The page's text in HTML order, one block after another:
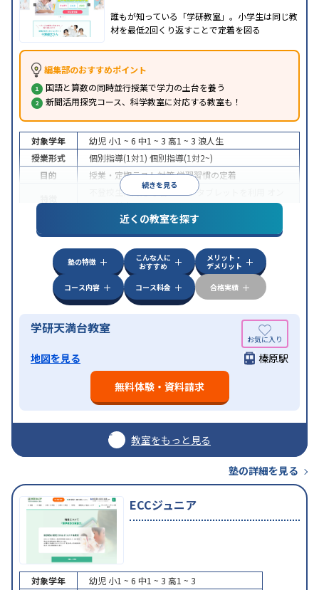
誰もが知っている「学研教室」。小学生は同じ教
材を最低2回くり返すことで定着を図る
編集部のおすすめポイント
国語と算数の同時並行授業で学力の土台を養う
新聞活用探究コース、科学教室に対応する教室も！
続きを見る
対象学年 幼児 小1 ~ 6 中1 ~ 3 高1 ~ 3 浪人生
授業形式
個別指導(1対1) 個別指導(1対2~)
目的
授業・定期テスト対策学習習慣の定着
不登校生に対応学習にPC・タブレットを利用
ライン対応
近くの教室を探す
塾の特徴
こんな人に
おすすめ
メリット・
デメリット
コース内容
コース料金 合格実績
学研天満台教室
地図を見る
榛原駅
無料体験・資料請求
教室をもっと見る
塾の詳細を見る
ECCジュニア
対象学年 幼児 小1 ~ 6 中1 ~ 3 高1 ~ 3